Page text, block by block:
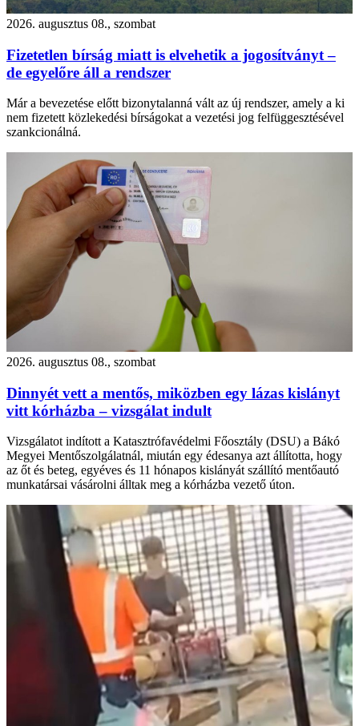
2026. augusztus 08., szombat
Fizetetlen bírság miatt is elvehetik a jogosítványt –
de egyelőre áll a rendszer
Már a bevezetése előtt bizonytalanná vált az új rendszer, amely a ki
nem fizetett közlekedési bírságokat a vezetési jog felfüggesztésével
szankcionálná.
2026. augusztus 08., szombat
Dinnyét vett a mentős, miközben egy lázas kislányt
vitt kórházba – vizsgálat indult
Vizsgálatot indított a Katasztrófavédelmi Főosztály (DSU) a Bákó
Megyei Mentőszolgálatnál, miután egy édesanya azt állította, hogy
az őt és beteg, egyéves és 11 hónapos kislányát szállító mentőautó
munkatársai vásárolni álltak meg a kórházba vezető úton.